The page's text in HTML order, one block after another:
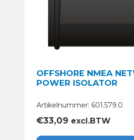
OFFSHORE NMEA
POWER ISOLATOR
Artikelnummer: 601.579.0
€33,09 excl.BTW